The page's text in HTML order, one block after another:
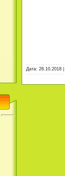
Дата: 28.10.2018